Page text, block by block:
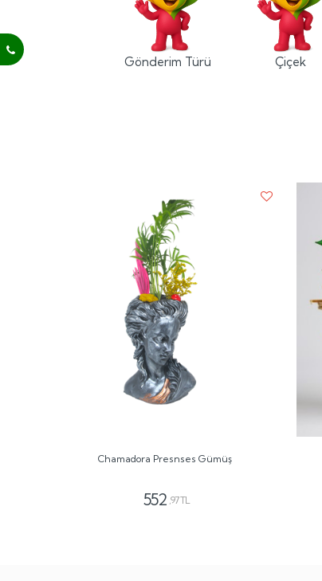
Gönderim Türü Çiçek
Chamadora Presnses Gümüş
552 ,97 TL